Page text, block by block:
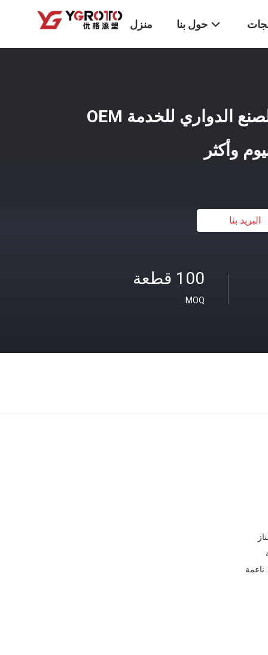
منزل حول بنا
المنتجات المخصصة للصنع الدواري للخدمة OEM
وأكثر
البريد بنا
100 قطعة
MOQ
ناعمة